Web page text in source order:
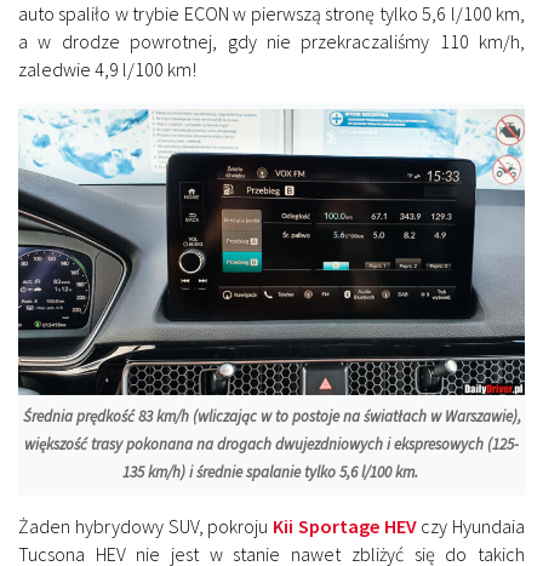
auto spaliło w trybie ECON w pierwszą stronę tylko 5,6 l/100 km,
a w drodze powrotnej, gdy nie przekraczaliśmy 110 km/h,
zaledwie 4,9 l/100 km!
Średnia prędkość 83 km/h (wliczając w to postoje na światłach w Warszawie),
większość trasy pokonana na drogach dwujezdniowych i ekspresowych (125-
135 km/h) i średnie spalanie tylko 5,6 l/100 km.
Żaden hybrydowy SUV, pokroju Kii Sportage HEVczy Hyundaia
Tucsona HEV nie jest w stanie nawet zbliżyć się do takich